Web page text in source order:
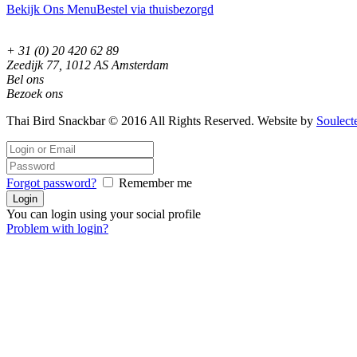
Bekijk Ons MenuBestel via thuisbezorgd
+ 31 (0) 20 420 62 89
Zeedijk 77, 1012 AS Amsterdam
Bel ons
Bezoek ons
Thai Bird Snackbar © 2016 All Rights Reserved. Website by
Forgot password? Remember me
You can login using your social profile
Problem with login?